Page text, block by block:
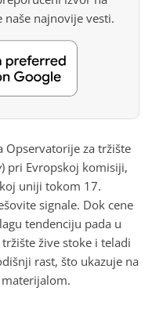
naše najnovije vesti.
Opservatorije za tržište
) pri Evropskoj komisiji,
uniji tokom 17.
signale. Dok cene
tendenciju pada u
žive stoke i teladi
rast, što ukazuje na